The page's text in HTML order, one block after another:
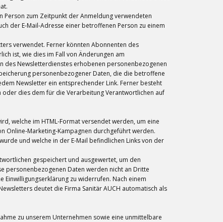
Person zum Zeitpunkt der Anmeldung verwendeten
der E-Mail-Adresse einer betroffenen Person zu einem
verwendet. Ferner könnten Abonnenten des
ist, wie dies im Fall von Änderungen am
des Newsletterdienstes erhobenen personenbezogenen
personenbezogener Daten, die die betroffene
Newsletter ein entsprechender Link. Ferner besteht
dies dem für die Verarbeitung Verantwortlichen auf
welche im HTML-Format versendet werden, um eine
Online-Marketing-Kampagnen durchgeführt werden.
und welche in der E-Mail befindlichen Links von der
gespeichert und ausgewertet, um den
personenbezogenen Daten werden nicht an Dritte
zu widerrufen. Nach einem
deutet die Firma Sanitär AUCH automatisch als
zu unserem Unternehmen sowie eine unmittelbare